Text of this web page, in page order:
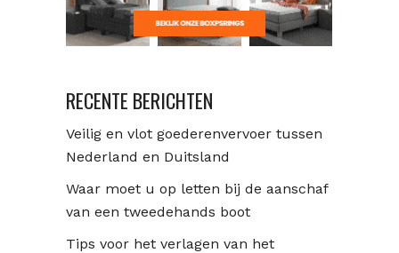
RECENTE BERICHTEN
Veilig en vlot goederenvervoer tussen
Nederland en Duitsland
Waar moet u op letten bij de aanschaf
van een tweedehands boot
Tips voor het verlagen van het